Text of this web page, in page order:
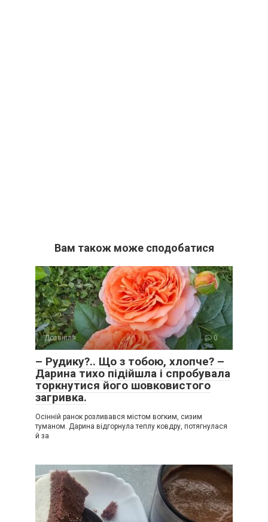
Вам також може сподобатися
Дозвілля 0
– Рудику?.. Що з тобою, хлопче? –
Дарина тихо підійшла і спробувала
торкнутися його шовковистого
загривка.
Осінній ранок розливався містом вогким, сизим
туманом. Дарина відгорнула теплу ковдру, потягнулася
й за